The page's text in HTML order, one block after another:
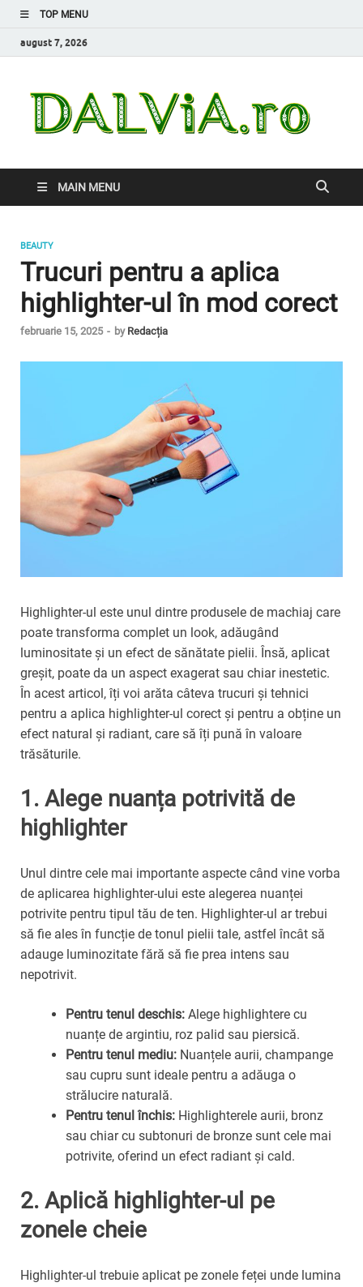
TOP MENU
august 7, 2026
MAIN MENU
BEAUTY
Trucuri pentru a aplica
highlighter-ul în mod corect
februarie 15, 2025 - by Redacția
Highlighter-ul este unul dintre produsele de machiaj care
poate transforma complet un look, adăugând
luminositate și un efect de sănătate pielii. Însă, aplicat
greșit, poate da un aspect exagerat sau chiar inestetic.
În acest articol, îți voi arăta câteva trucuri și tehnici
pentru a aplica highlighter-ul corect și pentru a obține un
efect natural și radiant, care să îți pună în valoare
trăsăturile.
1. Alege nuanța potrivită de
highlighter
Unul dintre cele mai importante aspecte când vine vorba
de aplicarea highlighter-ului este alegerea nuanței
potrivite pentru tipul tău de ten. Highlighter-ul ar trebui
să fie ales în funcție de tonul pielii tale, astfel încât să
adauge luminozitate fără să fie prea intens sau
nepotrivit.
Pentru tenul deschis: Alege highlightere cu
nuanțe de argintiu, roz palid sau piersică.
Pentru tenul mediu: Nuanțele aurii, champange
sau cupru sunt ideale pentru a adăuga o
strălucire naturală.
Pentru tenul închis: Highlighterele aurii, bronz
sau chiar cu subtonuri de bronze sunt cele mai
potrivite, oferind un efect radiant și cald.
2. Aplică highlighter-ul pe
zonele cheie
Highlighter-ul trebuie aplicat pe zonele feței unde lumina